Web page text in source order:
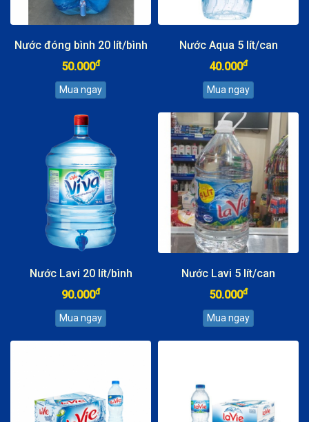
Nước đóng bình 20 lít/bình
50.000đ
Nước Aqua 5 lít/can
40.000đ
Nước Lavi 20 lít/bình
90.000đ
Nước Lavi 5 lít/can
50.000đ